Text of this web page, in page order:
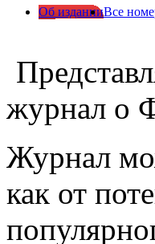
Об изданииВсе
журнал о
Журнал
как от